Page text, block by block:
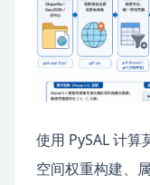
使用 PySAL 计算
空间权重构建、